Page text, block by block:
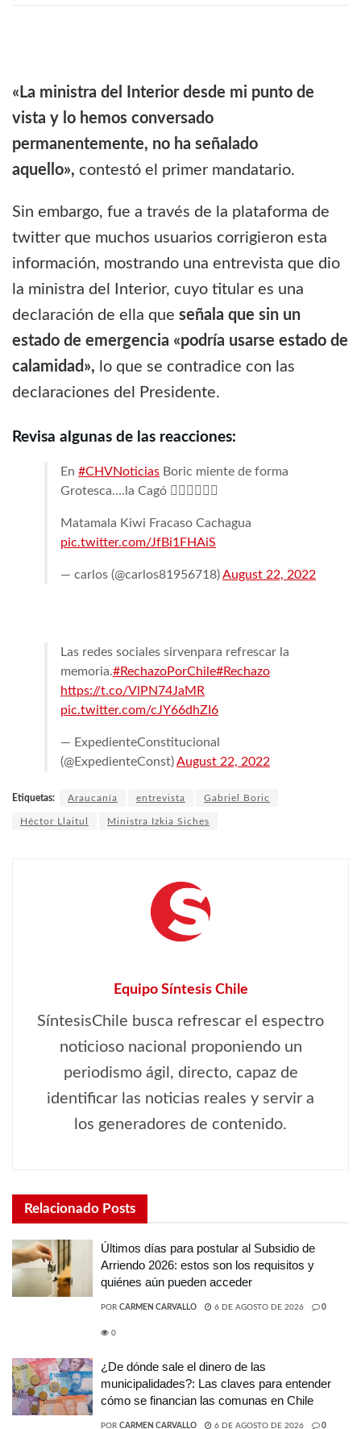
«La ministra del Interior desde mi punto de
vista y lo hemos conversado
permanentemente, no ha señalado
aquello», contestó el primer mandatario.
Sin embargo, fue a través de la plataforma de
twitter que muchos usuarios corrigieron esta
información, mostrando una entrevista que dio
la ministra del Interior, cuyo titular es una
declaración de ella que señala que sin un
estado de emergencia «podría usarse estado de
calamidad», lo que se contradice con las
declaraciones del Presidente.
Revisa algunas de las reacciones:
En #CHVNoticias Boric miente de forma
Grotesca….la Cagó 🤦‍♂️🤦‍♂️🤦‍♂️
Matamala Kiwi Fracaso Cachagua
pic.twitter.com/JfBi1FHAiS
— carlos (@carlos81956718)August 22, 2022
Las redes sociales sirvenpara refrescar la
memoria.#RechazoPorChile#Rechazo
https://t.co/VlPN74JaMR
pic.twitter.com/cJY66dhZI6
— ExpedienteConstitucional
(@ExpedienteConst)August 22, 2022
Etiquetas: Araucanía entrevista Gabriel Boric
Héctor Llaitul Ministra Izkia Siches
Equipo Síntesis Chile
SíntesisChile busca refrescar el espectro
noticioso nacional proponiendo un
periodismo ágil, directo, capaz de
identificar las noticias reales y servir a
los generadores de contenido.
Relacionado Posts
Últimos días para postular al Subsidio de
Arriendo 2026: estos son los requisitos y
quiénes aún pueden acceder
POR CARMEN CARVALLO 6 DE AGOSTO DE 2026 0
0
¿De dónde sale el dinero de las
municipalidades?: Las claves para entender
cómo se financian las comunas en Chile
POR CARMEN CARVALLO 6 DE AGOSTO DE 2026 0